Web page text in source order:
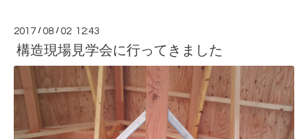
2017 /08 /02 12:43
構造現場見学会に行ってきました